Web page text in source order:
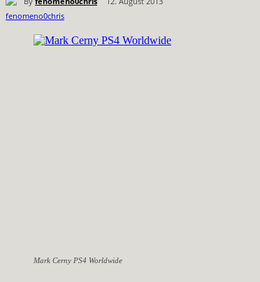
Mark Cerny PS4 Worldwide